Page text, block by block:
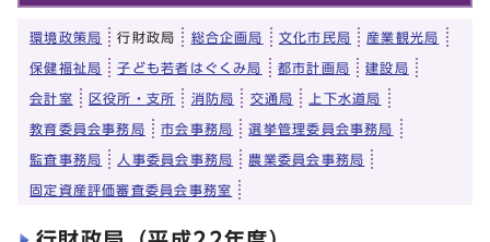
環境政策局 行財政局 総合企画局 文化市民局 産業観光局
保健福祉局 子ども若者はぐくみ局 都市計画局 建設局
会計室 区役所・支所 消防局 交通局 上下水道局
教育委員会事務局 市会事務局 選挙管理委員会事務局
監査事務局 人事委員会事務局 農業委員会事務局
固定資産評価審査委員会事務室